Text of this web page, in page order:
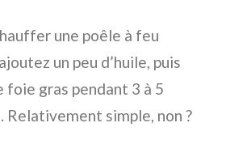
une poêle à feu
un peu d’huile, puis
foie gras pendant 3 à 5
Relativement simple, non ?